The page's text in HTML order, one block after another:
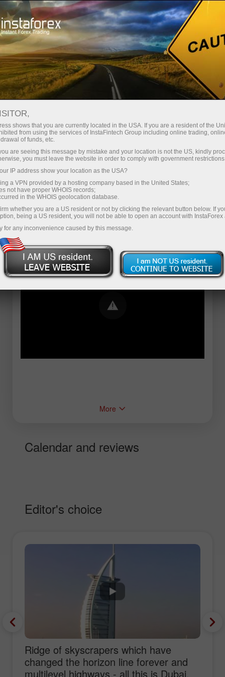
For Traders Forex Analytics
InstaForex TV
Forex TV News
Error loading YouTube: Video could not be
played
More
Calendar and reviews
Editor's choice
Ridge of skyscrapers which have
changed the horizon line forever and
multilevel highways - all this is Dubai,
shows that you are currently located in the USA. If you are a resident of the
from using the services of InstaFintech Group including online trading,
of funds, etc.
are seeing this message by mistake and your location is not the US, kindly
you must leave the website in order to comply with government
IP address show your location as the USA?
a VPN provided by a hosting company based in the United States;
not have proper WHOIS records;
in the WHOIS geolocation database.
whether you are a US resident or not by clicking the relevant button below. If
being a US resident, you will not be able to open an account with InstaForex
for any inconvenience caused by this message.